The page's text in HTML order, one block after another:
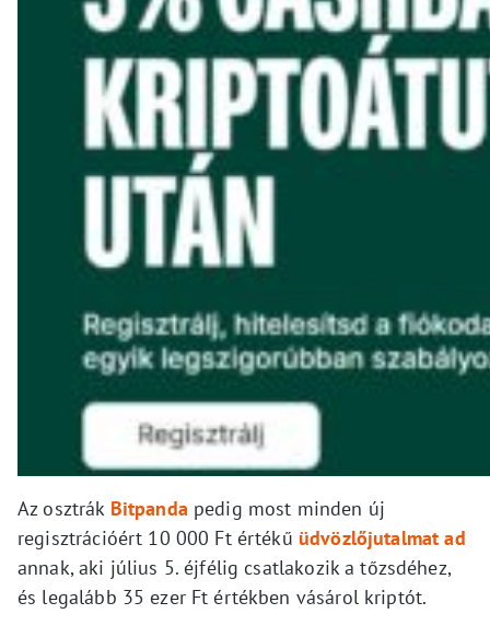
Az osztrák Bitpanda pedig most minden új
regisztrációért 10 000 Ft értékű üdvözlőjutalmat ad
annak, aki július 5. éjfélig csatlakozik a tőzsdéhez,
és legalább 35 ezer Ft értékben vásárol kriptót.